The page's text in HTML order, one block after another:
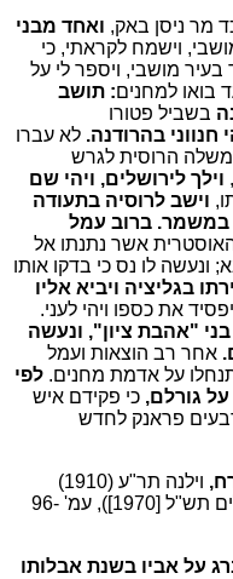
מר ניסן באק, ואחד מבני
וישמח לקראתי, כי
מושבי, ויספר לי על
בואו למחנים: תושב
בשביל פטורו
חנווני בהרודנה. לא עברו
הרוסית לגרש
וילך לירושלים, ויהי שם
וישב לרוסיה בתעודה
במשמר. ברוב עמל
אשר נתנתו אל
לו נס כי בדקו אותו
בגליציה ויביא אליו
את כספו ויהי לעני.
"אהבת ציון", ונעשה
אחר רב הוצאות ועמל
על אדמת מחנים. לפי
על גורלם, כי פקידם איש
פראנק לחדש
וילנה תר"ע (1910)
(מהדורת צילום: יד יצחק בן צבי, ירושלים תש"ל [1970]), עמ' 96-
על אביו בשנת אבלותו